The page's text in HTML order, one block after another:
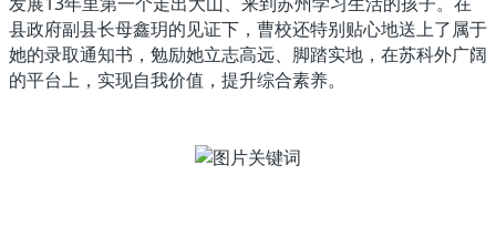
县政府副县长母鑫玥的见证下，曹校还特别贴心地送上了属于
她的录取通知书，勉励她立志高远、脚踏实地，在苏科外广阔
的平台上，实现自我价值，提升综合素养。